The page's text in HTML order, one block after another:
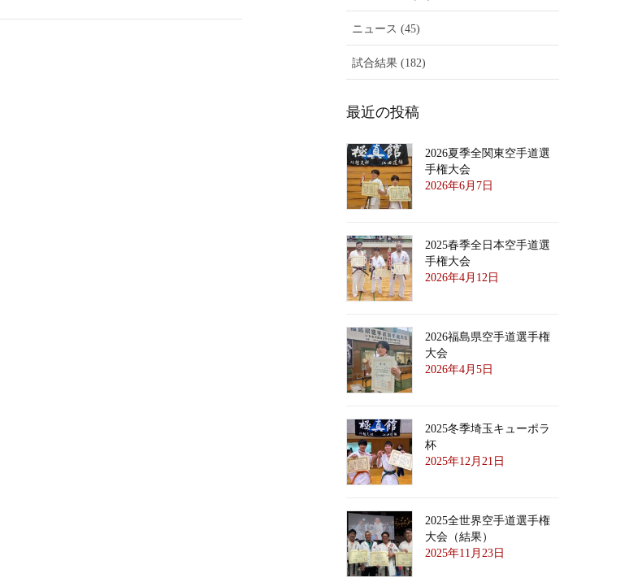
ニュース (45)
試合結果 (182)
最近の投稿
2026夏季全関東空手道選
手権大会
2026年6月7日
2025春季全日本空手道選
手権大会
2026年4月12日
2026福島県空手道選手権
大会
2026年4月5日
2025冬季埼玉キューポラ
杯
2025年12月21日
2025全世界空手道選手権
大会（結果）
2025年11月23日